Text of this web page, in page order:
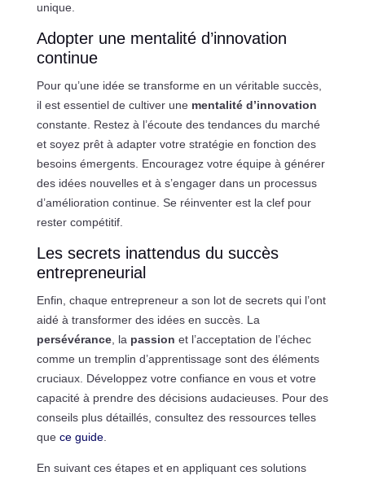
unique.
Adopter une mentalité d’innovation
continue
Pour qu’une idée se transforme en un véritable succès,
il est essentiel de cultiver une mentalité d’innovation
constante. Restez à l’écoute des tendances du marché
et soyez prêt à adapter votre stratégie en fonction des
besoins émergents. Encouragez votre équipe à générer
des idées nouvelles et à s’engager dans un processus
d’amélioration continue. Se réinventer est la clef pour
rester compétitif.
Les secrets inattendus du succès
entrepreneurial
Enfin, chaque entrepreneur a son lot de secrets qui l’ont
aidé à transformer des idées en succès. La
persévérance, la passion et l’acceptation de l’échec
comme un tremplin d’apprentissage sont des éléments
cruciaux. Développez votre confiance en vous et votre
capacité à prendre des décisions audacieuses. Pour des
conseils plus détaillés, consultez des ressources telles
que ce guide.
En suivant ces étapes et en appliquant ces solutions